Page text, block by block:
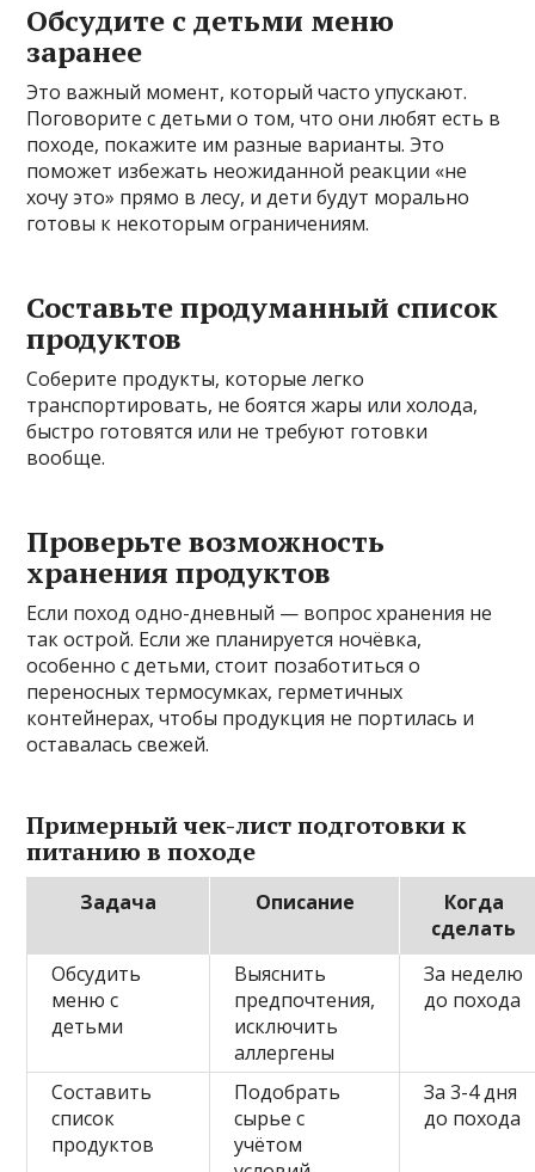
Обсудите с детьми меню
заранее
Это важный момент, который часто упускают.
Поговорите с детьми о том, что они любят есть в
походе, покажите им разные варианты. Это
поможет избежать неожиданной реакции «не
хочу это» прямо в лесу, и дети будут морально
готовы к некоторым ограничениям.
Составьте продуманный список
продуктов
Соберите продукты, которые легко
транспортировать, не боятся жары или холода,
быстро готовятся или не требуют готовки
вообще.
Проверьте возможность
хранения продуктов
Если поход одно-дневный — вопрос хранения не
так острой. Если же планируется ночёвка,
особенно с детьми, стоит позаботиться о
переносных термосумках, герметичных
контейнерах, чтобы продукция не портилась и
оставалась свежей.
Примерный чек-лист подготовки к
питанию в походе
Задача Описание
Когда
сделать
Обсудить
меню с
детьми
Выяснить
предпочтения,
исключить
аллергены
За неделю
до похода
Составить
список
продуктов
Подобрать
сырье с
учётом
За 3-4 дня
до похода